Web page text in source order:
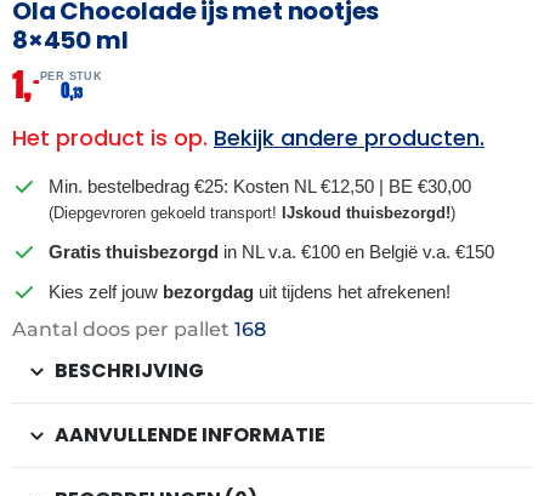
Ola Chocolade ijs met nootjes
8×450 ml
1,– PER STUK
0,13
Het product is op. Bekijk andere producten.
Min. bestelbedrag €25: Kosten NL €12,50 | BE €30,00
(Diepgevroren gekoeld transport! IJskoud thuisbezorgd!)
Gratis thuisbezorgd in NL v.a. €100 en België v.a. €150
Kies zelf jouw bezorgdag uit tijdens het afrekenen!
Aantal doos per pallet 168
BESCHRIJVING
AANVULLENDE INFORMATIE